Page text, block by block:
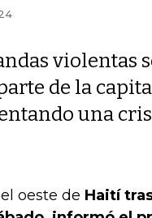
violentas
de la
una
oeste de Haití